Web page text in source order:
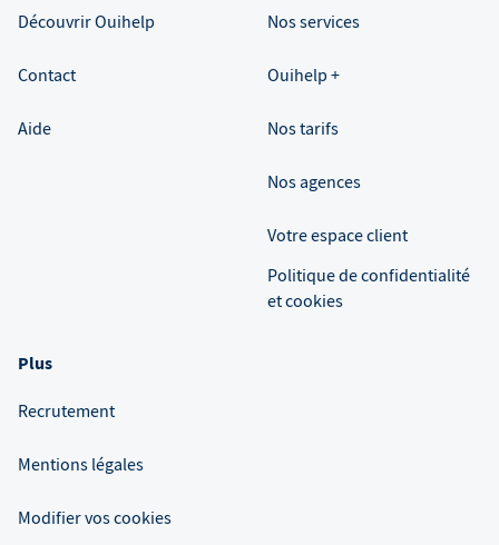
Découvrir Ouihelp
Contact
Aide
Nos services
Ouihelp +
Nos tarifs
Nos agences
Votre espace client
Politique de confidentialité
et cookies
Plus
Recrutement
Mentions légales
Modifier vos cookies